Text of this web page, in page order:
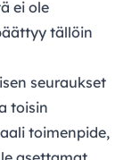
ei ole
tällöin
seuraukset
toisin
toimenpide,